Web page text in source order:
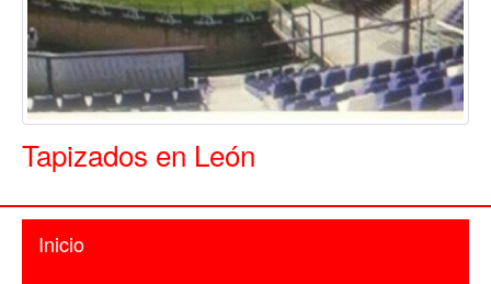
Tapizados en León
Inicio